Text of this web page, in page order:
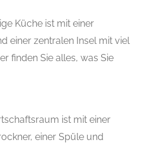
Küche ist mit einer
einer zentralen Insel mit viel
finden Sie alles, was Sie
ist mit einer
einer Spüle und